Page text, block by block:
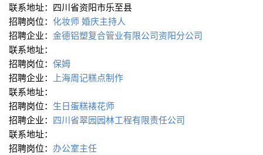
联系地址：四川省资阳市乐至县
招聘岗位： 化妆师婚庆主持人
招聘企业： 金德铝塑复合管业有限公司资阳分公司
联系地址：
招聘岗位： 保姆
招聘企业：
上海周记糕点制作
联系地址：
招聘岗位： 生日蛋糕裱花师
招聘企业： 四川省翠园园林工程有限责任公司
联系地址：
招聘岗位： 办公室主任